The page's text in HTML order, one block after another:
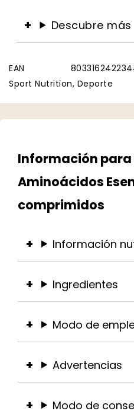
Descubre más
EAN
Sport Nutrition, Deporte
Información para
Aminoácidos
comprimidos
Información
Ingredientes
Modo de
Advertencias
Modo de